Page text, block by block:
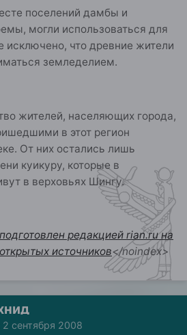
поселений дамбы и
могли использоваться для
исключено, что древние жители
земледелием.
жителей, населяющих города,
в этот регион
От них остались лишь
куикуру, которые в
в верховьях Шингу.
редакцией rian.ru на
источников</noindex>
2 сентября 2008